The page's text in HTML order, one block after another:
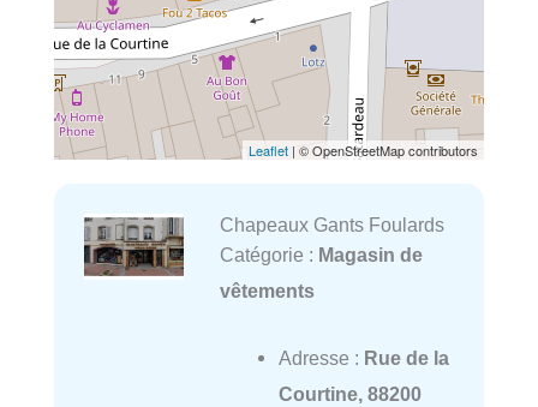
Leaflet | © OpenStreetMap contributors
Chapeaux Gants Foulards
Catégorie : Magasin de
vêtements
Adresse : Rue de la
Courtine, 88200